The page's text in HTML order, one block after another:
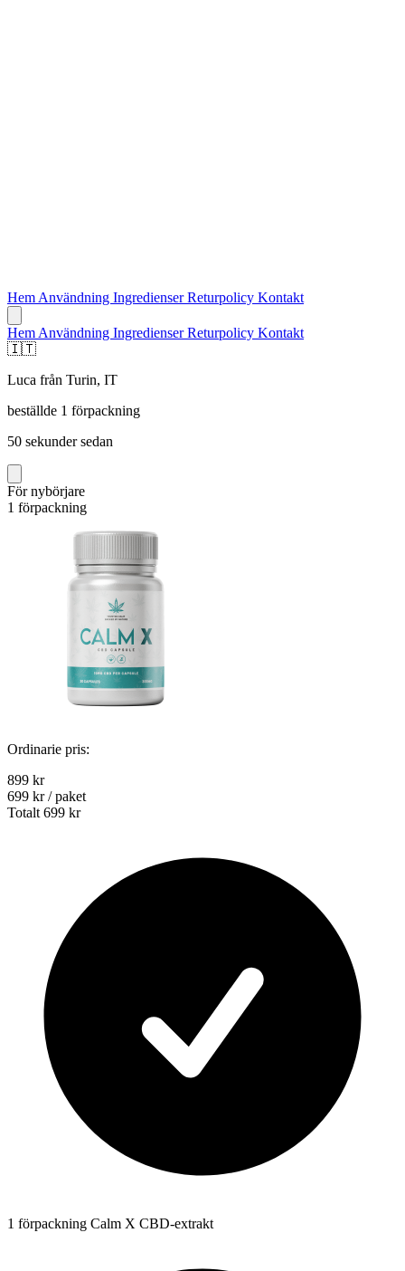
Hem Användning IngredienserReturpolicy Kontakt
Hem Användning IngredienserReturpolicy Kontakt
🇮🇹
Luca från Turin, IT
beställde 1 förpackning
50 sekunder sedan
För nybörjare
1 förpackning
Ordinarie pris:
899 kr
699 kr/ paket
Totalt 699 kr
1 förpackning Calm X CBD-extrakt